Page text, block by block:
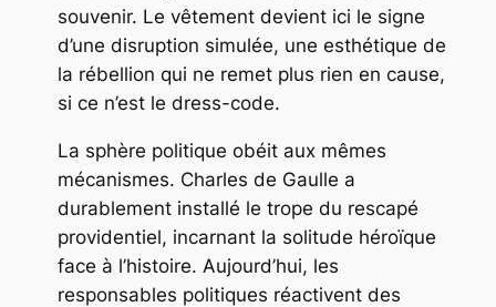
souvenir. Le vêtement devient ici le signe
d’une disruption simulée, une esthétique de
la rébellion qui ne remet plus rien en cause,
si ce n’est le dress-code.
La sphère politique obéit aux mêmes
mécanismes. Charles de Gaulle a
durablement installé le trope du rescapé
providentiel, incarnant la solitude héroïque
face à l’histoire. Aujourd’hui, les
responsables politiques réactivent des